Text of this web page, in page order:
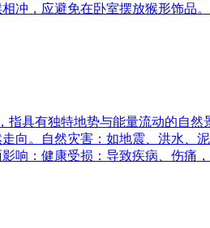
冲，应避免在卧室摆放猴形饰品
具有独特地势与能量流动的自
向。自然灾害：如地震、洪水、
响：健康受损：导致疾病、伤痛